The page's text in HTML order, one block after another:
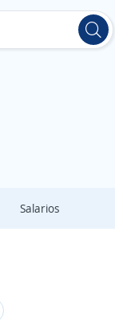
Salarios